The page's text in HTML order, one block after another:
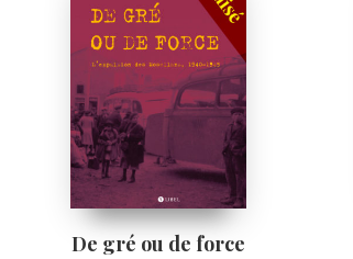
De gré ou de force